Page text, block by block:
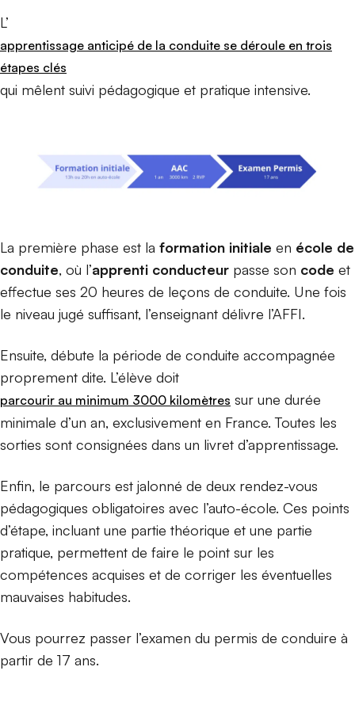
L’
apprentissage anticipé de la conduite se déroule en trois
étapes clés
qui mêlent suivi pédagogique et pratique intensive.
La première phase est la formation initiale en école de
conduite, où l’apprenti conducteur passe son code et
effectue ses 20 heures de leçons de conduite. Une fois
le niveau jugé suffisant, l’enseignant délivre l’AFFI.
Ensuite, débute la période de conduite accompagnée
proprement dite. L’élève doit
parcourir au minimum 3000 kilomètres sur une durée
minimale d’un an, exclusivement en France. Toutes les
sorties sont consignées dans un livret d’apprentissage.
Enfin, le parcours est jalonné de deux rendez-vous
pédagogiques obligatoires avec l’auto-école. Ces points
d’étape, incluant une partie théorique et une partie
pratique, permettent de faire le point sur les
compétences acquises et de corriger les éventuelles
mauvaises habitudes.
Vous pourrez passer l’examen du permis de conduire à
partir de 17 ans.